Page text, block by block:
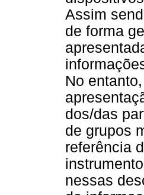
Assim
de forma
No
dos/das
de grupos
referência
nessas